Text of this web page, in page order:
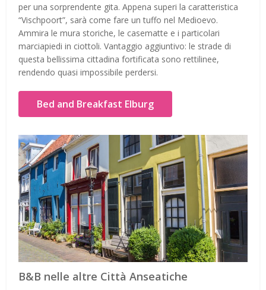
per una sorprendente gita. Appena superi la caratteristica
“Vischpoort”, sarà come fare un tuffo nel Medioevo.
Ammira le mura storiche, le casematte e i particolari
marciapiedi in ciottoli. Vantaggio aggiuntivo: le strade di
questa bellissima cittadina fortificata sono rettilinee,
rendendo quasi impossibile perdersi.
Bed and Breakfast Elburg
B&B nelle altre Città Anseatiche